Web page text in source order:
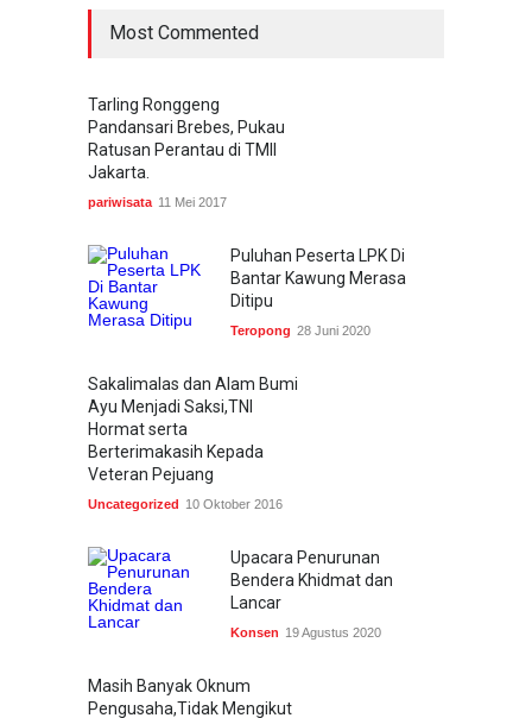
Most Commented
Tarling Ronggeng
Pandansari Brebes, Pukau
Ratusan Perantau di TMII
Jakarta.
pariwisata 11 Mei 2017
Puluhan Peserta LPK Di
Bantar Kawung Merasa
Ditipu
Teropong 28 Juni 2020
Sakalimalas dan Alam Bumi
Ayu Menjadi Saksi,TNI
Hormat serta
Berterimakasih Kepada
Veteran Pejuang
Uncategorized 10 Oktober 2016
Upacara Penurunan
Bendera Khidmat dan
Lancar
Konsen 19 Agustus 2020
Masih Banyak Oknum
Pengusaha,Tidak Mengikut